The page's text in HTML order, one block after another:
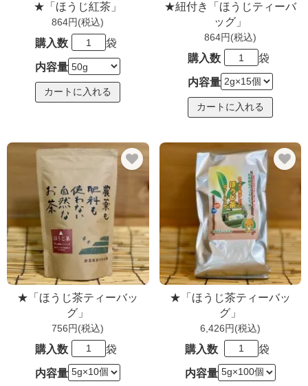
★「ほうじ紅茶」
864円(税込)
購入数 袋
内容量
★紐付き「ほうじティーバ
ッグ」
864円(税込)
購入数 袋
内容量
★「ほうじ茶ティーバッ
グ」
756円(税込)
購入数 袋
内容量
★「ほうじ茶ティーバッ
グ」
6,426円(税込)
購入数 袋
内容量